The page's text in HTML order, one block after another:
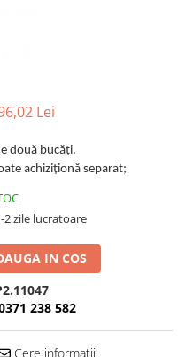
Lei
două bucăți.
achiziționă separat;
2 zile lucratoare
IN COS
238 582
Cere informatii